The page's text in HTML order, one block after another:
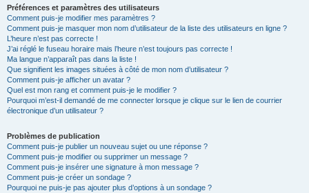
Préférences et paramètres des utilisateurs
Comment puis-je modifier mes paramètres ?
Comment puis-je masquer mon nom d’utilisateur de la liste des utilisateurs en ligne ?
L’heure n’est pas correcte !
J’ai réglé le fuseau horaire mais l’heure n’est toujours pas correcte !
Ma langue n’apparaît pas dans la liste !
Que signifient les images situées à côté de mon nom d’utilisateur ?
Comment puis-je afficher un avatar ?
Quel est mon rang et comment puis-je le modifier ?
Pourquoi m’est-il demandé de me connecter lorsque je clique sur le lien de courrier
électronique d’un utilisateur ?
Problèmes de publication
Comment puis-je publier un nouveau sujet ou une réponse ?
Comment puis-je modifier ou supprimer un message ?
Comment puis-je insérer une signature à mon message ?
Comment puis-je créer un sondage ?
Pourquoi ne puis-je pas ajouter plus d’options à un sondage ?